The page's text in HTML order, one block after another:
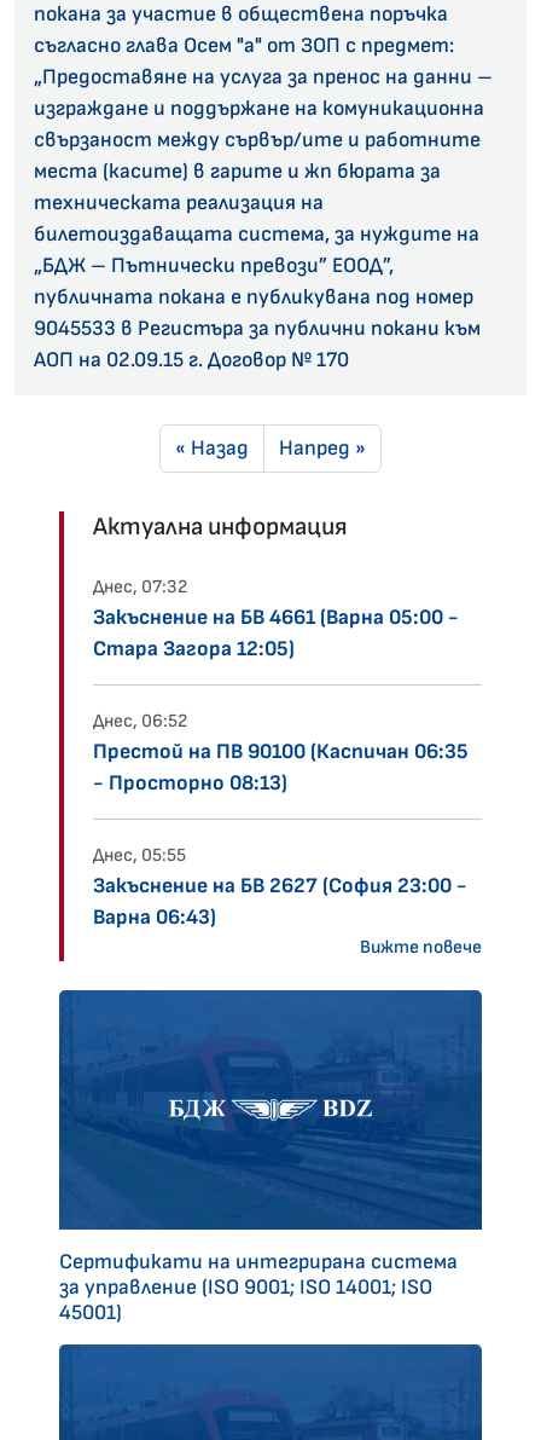
покана за участие в обществена поръчка
съгласно глава Осем "а" от ЗОП с предмет:
„Предоставяне на услуга за пренос на данни –
изграждане и поддържане на комуникационна
свързаност между сървър/ите и работните
места (касите) в гарите и жп бюрата за
техническата реализация на
билетоиздаващата система, за нуждите на
„БДЖ – Пътнически превози” ЕООД”,
публичната покана е публикувана под номер
9045533 в Регистъра за публични покани към
АОП на 02.09.15 г. Договор № 170
« Назад Напред »
Актуална информация
Днес, 07:32
Закъснение на БВ 4661 (Варна 05:00 -
Стара Загора 12:05)
Днес, 06:52
Престой на ПВ 90100 (Каспичан 06:35
- Просторно 08:13)
Днес, 05:55
Закъснение на БВ 2627 (София 23:00 -
Варна 06:43)
Вижте повече
Сертификати на интегрирана система
за управление (ISO 9001; ISO 14001; ISO
45001)